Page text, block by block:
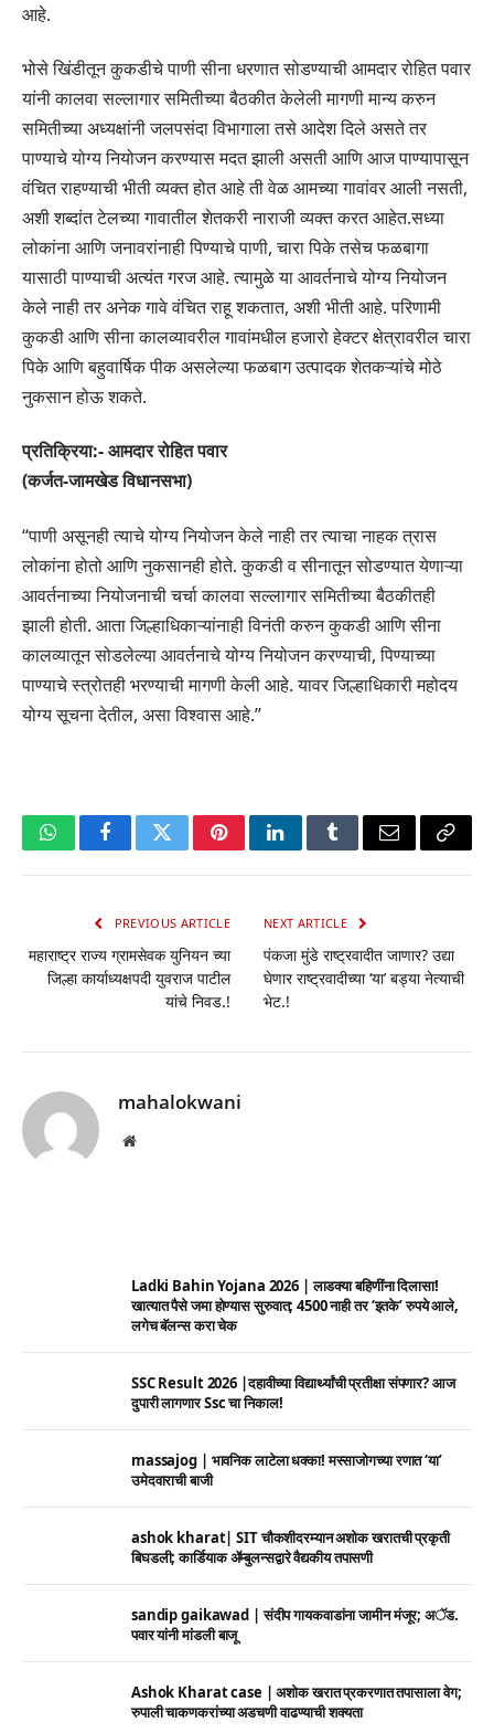
आहे.
भोसे खिंडीतून कुकडीचे पाणी सीना धरणात सोडण्याची आमदार रोहित पवार
यांनी कालवा सल्लागार समितीच्या बैठकीत केलेली मागणी मान्य करुन
समितीच्या अध्यक्षांनी जलपसंदा विभागाला तसे आदेश दिले असते तर
पाण्याचे योग्य नियोजन करण्यास मदत झाली असती आणि आज पाण्यापासून
वंचित राहण्याची भीती व्यक्त होत आहे ती वेळ आमच्या गावांवर आली नसती,
अशी शब्दांत टेलच्या गावातील शेतकरी नाराजी व्यक्त करत आहेत.सध्या
लोकांना आणि जनावरांनाही पिण्याचे पाणी, चारा पिके तसेच फळबागा
यासाठी पाण्याची अत्यंत गरज आहे. त्यामुळे या आवर्तनाचे योग्य नियोजन
केले नाही तर अनेक गावे वंचित राहू शकतात, अशी भीती आहे. परिणामी
कुकडी आणि सीना कालव्यावरील गावांमधील हजारो हेक्टर क्षेत्रावरील चारा
पिके आणि बहुवार्षिक पीक असलेल्या फळबाग उत्पादक शेतकऱ्यांचे मोठे
नुकसान होऊ शकते.
प्रतिक्रिया:- आमदार रोहित पवार
(कर्जत-जामखेड विधानसभा)
‘‘पाणी असूनही त्याचे योग्य नियोजन केले नाही तर त्याचा नाहक त्रास
लोकांना होतो आणि नुकसानही होते. कुकडी व सीनातून सोडण्यात येणाऱ्या
आवर्तनाच्या नियोजनाची चर्चा कालवा सल्लागार समितीच्या बैठकीतही
झाली होती. आता जिल्हाधिकाऱ्यांनाही विनंती करुन कुकडी आणि सीना
कालव्यातून सोडलेल्या आवर्तनाचे योग्य नियोजन करण्याची, पिण्याच्या
पाण्याचे स्त्रोतही भरण्याची मागणी केली आहे. यावर जिल्हाधिकारी महोदय
योग्य सूचना देतील, असा विश्वास आहे.’’
WhatsAppFacebookTwitterPinterestLinkedInTumblrEmail Copy
PREVIOUS ARTICLE
महाराष्ट्र राज्य ग्रामसेवक युनियन च्या
जिल्हा कार्याध्यक्षपदी युवराज पाटील
यांचे निवड.!
NEXT ARTICLE
पंकजा मुंडे राष्ट्रवादीत जाणार? उद्या
घेणार राष्ट्रवादीच्या ‘या’ बड्या नेत्याची
भेट.!
mahalokwani
Website
Ladki Bahin Yojana 2026 | लाडक्या बहिणींना दिलासा!
खात्यात पैसे जमा होण्यास सुरुवात; 4500 नाही तर ‘इतके’ रुपये आले,
लगेच बॅलन्स करा चेक
SSC Result 2026 |दहावीच्या विद्यार्थ्यांची प्रतीक्षा संपणार? आज
दुपारी लागणार Ssc चा निकाल!
massajog | भावनिक लाटेला धक्का! मस्साजोगच्या रणात ‘या’
उमेदवाराची बाजी
ashok kharat| SIT चौकशीदरम्यान अशोक खरातची प्रकृती
बिघडली; कार्डियाक ॲम्बुलन्सद्वारे वैद्यकीय तपासणी
sandip gaikawad | संदीप गायकवाडांना जामीन मंजूर; अॅड.
पवार यांनी मांडली बाजू
Ashok Kharat case | अशोक खरात प्रकरणात तपासाला वेग;
रुपाली चाकणकरांच्या अडचणी वाढण्याची शक्यता